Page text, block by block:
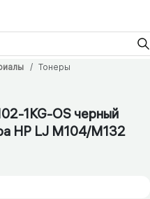
Тонеры
1KG-OS черный
HP LJ M104/​M132